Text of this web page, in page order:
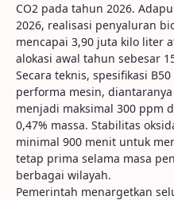
CO2 pada tahun 2026.
2026, realisasi penyaluran
mencapai 3,90 juta kilo liter
alokasi awal tahun sebesar
Secara teknis, spesifikasi
performa mesin,
menjadi maksimal 300 ppm
0,47% massa. Stabilitas
minimal 900 menit untuk
tetap prima selama masa
berbagai wilayah.
Pemerintah menargetkan